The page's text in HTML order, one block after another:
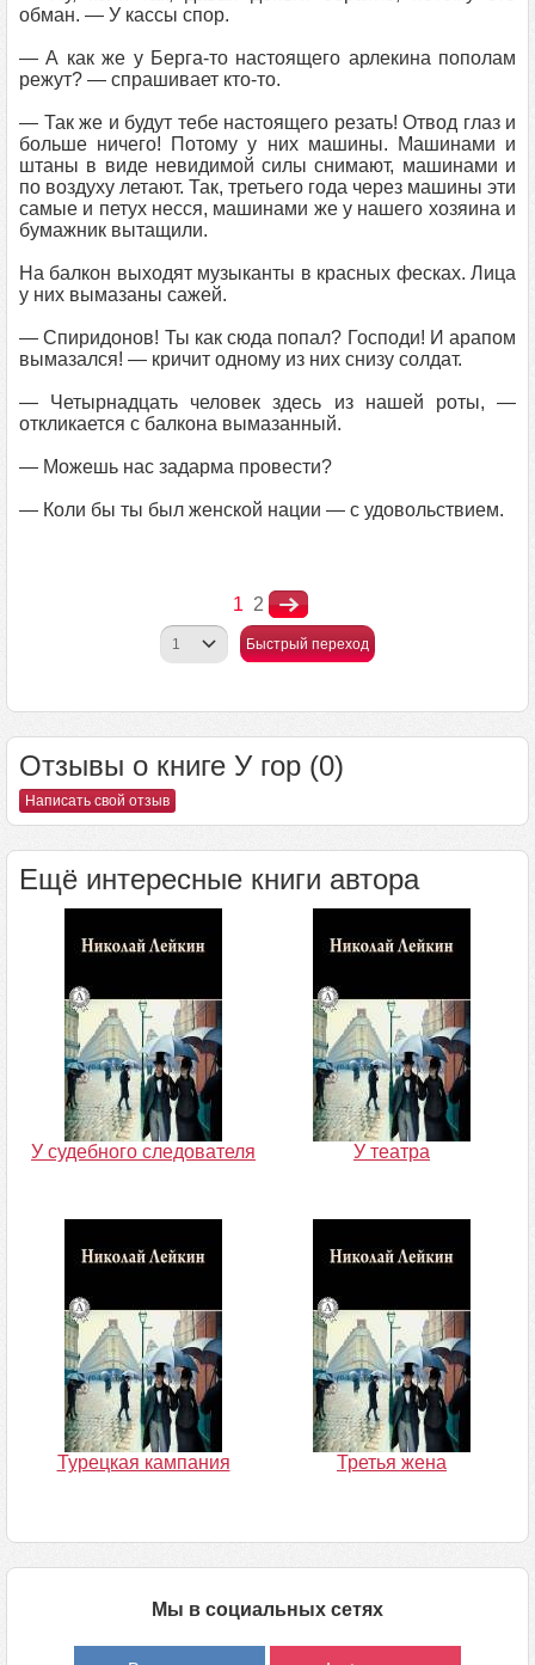
обман. — У кассы спор.
— А как же у Берга-то настоящего арлекина пополам
режут? — спрашивает кто-то.
— Так же и будут тебе настоящего резать! Отвод глаз и
больше ничего! Потому у них машины. Машинами и
штаны в виде невидимой силы снимают, машинами и
по воздуху летают. Так, третьего года через машины эти
самые и петух несся, машинами же у нашего хозяина и
бумажник вытащили.
На балкон выходят музыканты в красных фесках. Лица
у них вымазаны сажей.
— Спиридонов! Ты как сюда попал? Господи! И арапом
вымазался! — кричит одному из них снизу солдат.
— Четырнадцать человек здесь из нашей роты, —
откликается с балкона вымазанный.
— Можешь нас задарма провести?
— Коли бы ты был женской нации — с удовольствием.
1 2
Быстрый переход
Отзывы о книге У гор (0)
Написать свой отзыв
Ещё интересные книги автора
У судебного следователя У театра
Турецкая кампания Третья жена
Мы в социальных сетях